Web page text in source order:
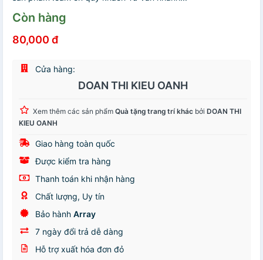
Còn hàng
80,000 đ
Cửa hàng:
DOAN THI KIEU OANH
Xem thêm các sản phẩm Quà tặng trang trí khác bởi DOAN THI
KIEU OANH
Giao hàng toàn quốc
Được kiểm tra hàng
Thanh toán khi nhận hàng
Chất lượng, Uy tín
Bảo hành Array
7 ngày đổi trả dễ dàng
Hỗ trợ xuất hóa đơn đỏ